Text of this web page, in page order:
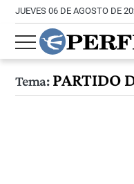
JUEVES 06 DE AGOSTO DE
Tema:PARTIDO